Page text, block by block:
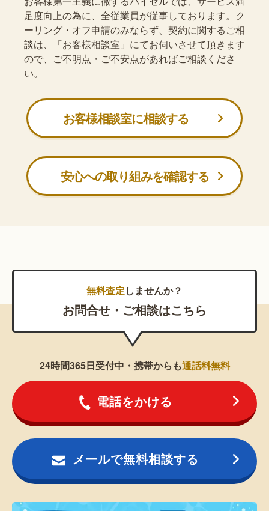
足度向上の為に、全従業員が従事しております。ク
ーリング・オフ申請のみならず、契約に関するご相
談は、「お客様相談室」にてお伺いさせて頂きます
ので、ご不明点・ご不安点があればご相談くださ
い。
お客様相談室に相談する
安心への取り組みを確認する
無料査定しませんか？
お問合せ・ご相談はこちら
24時間365日受付中・携帯からも通話料無料
電話をかける
メールで無料相談する